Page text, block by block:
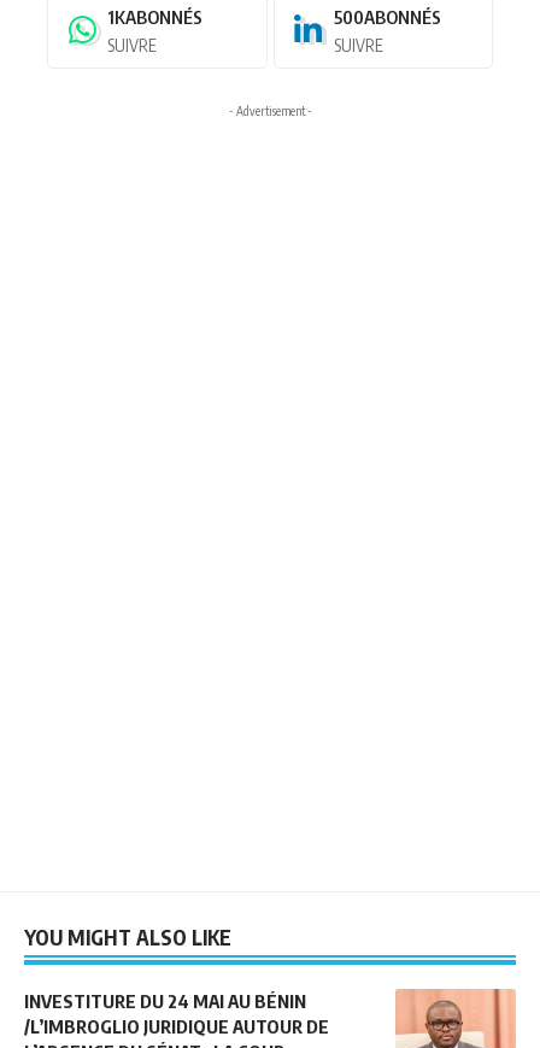
1KABONNÉS
SUIVRE
500ABONNÉS
SUIVRE
- Advertisement -
YOU MIGHT ALSO LIKE
INVESTITURE DU 24 MAI AU BÉNIN
/L’IMBROGLIO JURIDIQUE AUTOUR DE